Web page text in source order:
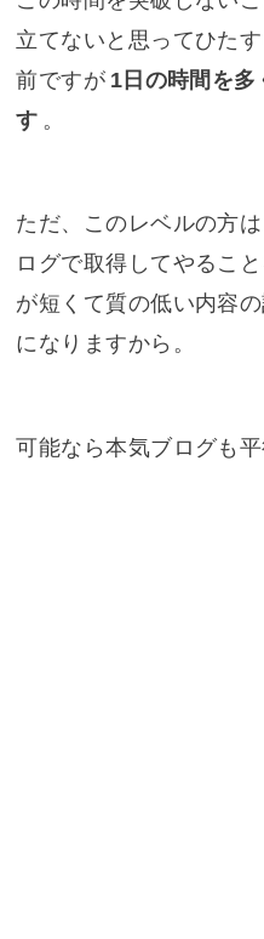
立てないと思ってひた
前ですが 1日の時間を多
す 。
ただ、このレベルの方
ログで取得してやるこ
が短くて質の低い内容
になりますから。
可能なら本気ブログも